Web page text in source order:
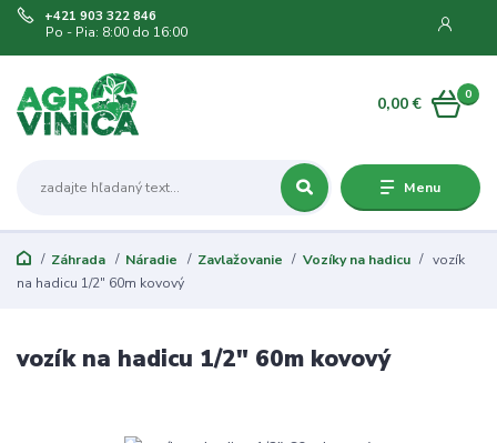
Menu
+421 903 322 846
Po - Pia: 8:00 do 16:00
0
0,00 €
Záhrada Náradie Zavlažovanie Vozíky na hadicu
vozík
na hadicu 1/2" 60m kovový
vozík na hadicu 1/2" 60m kovový